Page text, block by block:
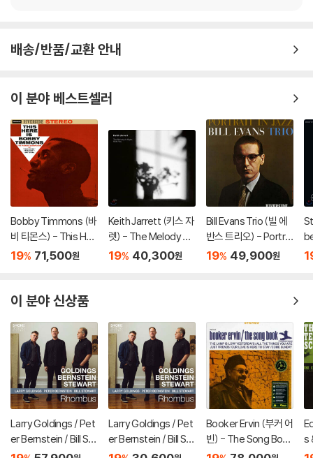
배송/반품/교환 안내
이 분야 베스트셀러
Bobby Timmons (바
비 티몬스) - This Her
e Is Bobby Timmon
19% 71,500원
Keith Jarrett (키스 자
렛) - The Melody At
Night, With You [LP]
19% 40,300원
Bill Evans Trio (빌 에
반스 트리오) - Portrai
t In Jazz [LP]
19% 49,900원
이 분야 신상품
Larry Goldings / Pet
er Bernstein / Bill St
ewart (래리 골딩스 /
Larry Goldings / Pet
er Bernstein / Bill St
ewart (래리 골딩스 /
Booker Ervin (부커 어
빈) - The Song Boo
k [LP]
s
(